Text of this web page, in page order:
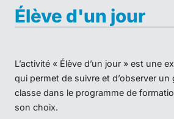
Élève d'un jour
L’activité « Élève d’un jour » est une
qui permet de suivre et d’observer un
classe dans le programme de
son choix.